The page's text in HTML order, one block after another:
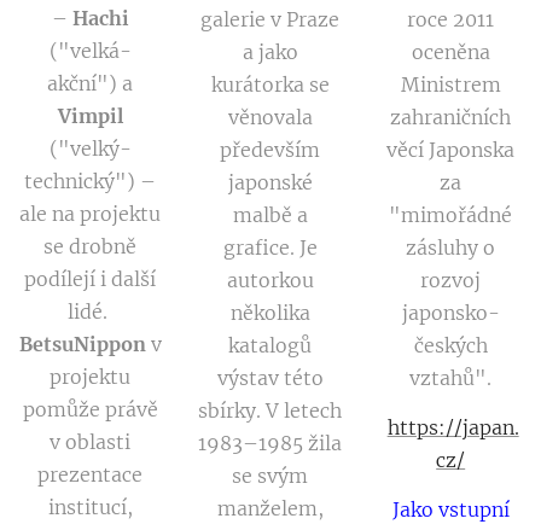
– Hachi
("velká-
akční") a
Vimpil
("velký-
technický") –
ale na projektu
se drobně
podílejí i další
lidé.
BetsuNippon v
projektu
pomůže právě
v oblasti
prezentace
institucí,
galerie v Praze
a jako
kurátorka se
věnovala
především
japonské
malbě a
grafice. Je
autorkou
několika
katalogů
výstav této
sbírky. V letech
1983–1985 žila
se svým
manželem,
roce 2011
oceněna
Ministrem
zahraničních
věcí Japonska
za
"mimořádné
zásluhy o
rozvoj
japonsko-
českých
vztahů".
https://japan.
cz/
Jako vstupní